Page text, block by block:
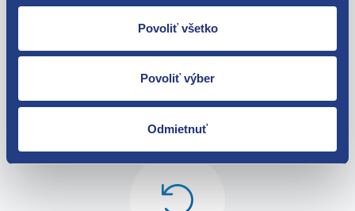
Povoliť všetko
Povoliť výber
Odmietnuť
Opel Astra (H) 2004 - 2014 1.3 CDTI
O svojich zákazníkov sa staráme
Máme tisíce spokojných zákazníkov.